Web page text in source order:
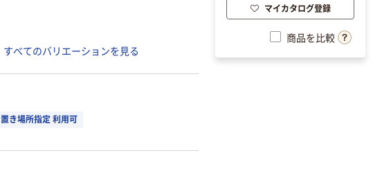
すべてのバリエーションを見る
置き場所指定 利用可
マイカタログ登録
商品を比較